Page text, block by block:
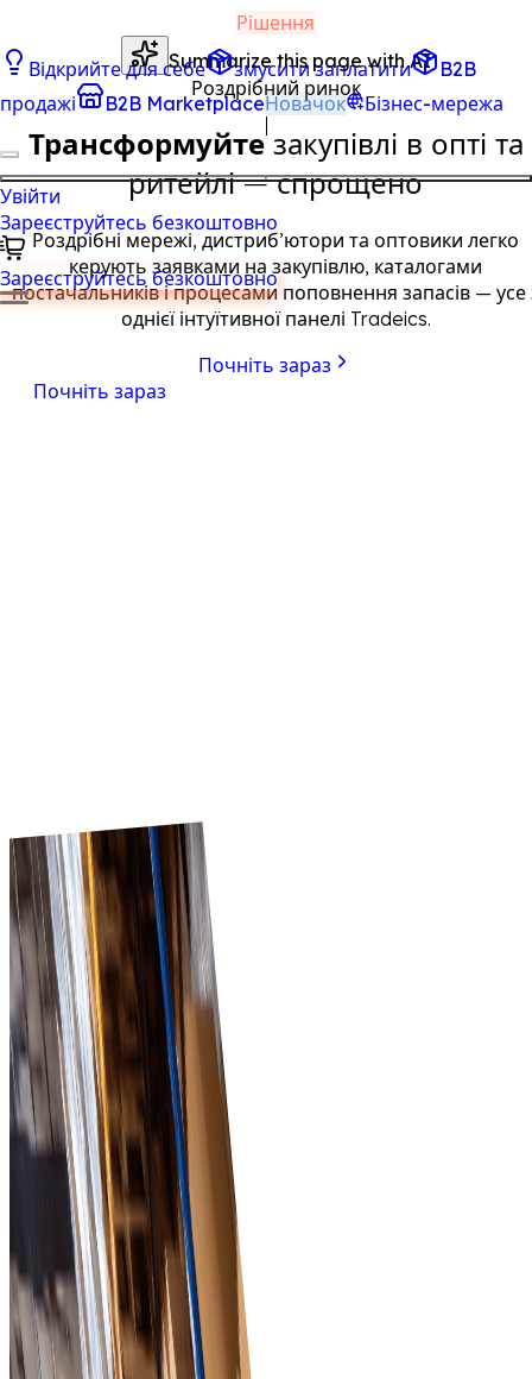
Відкрийте для себе змусити заплатити
B2B
продажі
B2B MarketplaceНовачок Бізнес-мережа
Увійти
Зареєструйтесь безкоштовно
Зареєструйтесь безкоштовно
Рішення
Summarize this page with AI
Роздрібний ринок
Трансформуйтезакупівлі в опті та
ритейлі — спрощено
Роздрібні мережі, дистриб’ютори та оптовики легко
керують заявками на закупівлю, каталогами
постачальників і процесами поповнення запасів — усе
однієї інтуїтивної панелі Tradeics.
Почніть зараз
Почніть зараз
Покупці отримують оновлення постачальників у
реальному часі, а постачальники — прямий
перевірений доступ до покупців.